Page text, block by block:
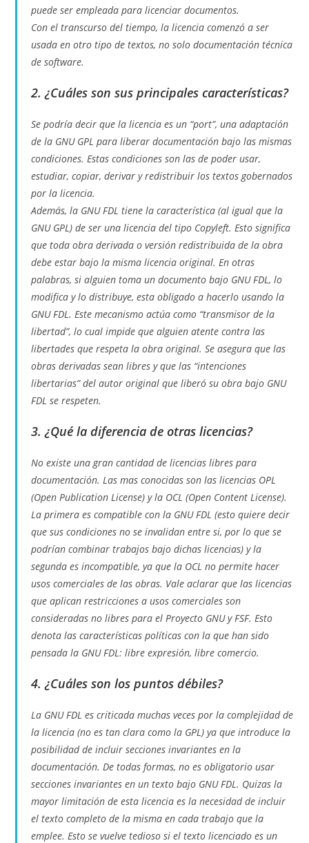
puede ser empleada para licenciar documentos.
Con el transcurso del tiempo, la licencia comenzó a ser
usada en otro tipo de textos, no solo documentación técnica
de software.
2. ¿Cuáles son sus principales características?
Se podría decir que la licencia es un “port”, una adaptación
de la GNU GPL para liberar documentación bajo las mismas
condiciones. Estas condiciones son las de poder usar,
estudiar, copiar, derivar y redistribuir los textos gobernados
por la licencia.
Además, la GNU FDL tiene la característica (al igual que la
GNU GPL) de ser una licencia del tipo Copyleft. Esto significa
que toda obra derivada o versión redistribuida de la obra
debe estar bajo la misma licencia original. En otras
palabras, si alguien toma un documento bajo GNU FDL, lo
modifica y lo distribuye, esta obligado a hacerlo usando la
GNU FDL. Este mecanismo actúa como “transmisor de la
libertad”, lo cual impide que alguien atente contra las
libertades que respeta la obra original. Se asegura que las
obras derivadas sean libres y que las “intenciones
libertarias” del autor original que liberó su obra bajo GNU
FDL se respeten.
3. ¿Qué la diferencia de otras licencias?
No existe una gran cantidad de licencias libres para
documentación. Las mas conocidas son las licencias OPL
(Open Publication License) y la OCL (Open Content License).
La primera es compatible con la GNU FDL (esto quiere decir
que sus condiciones no se invalidan entre si, por lo que se
podrían combinar trabajos bajo dichas licencias) y la
segunda es incompatible, ya que la OCL no permite hacer
usos comerciales de las obras. Vale aclarar que las licencias
que aplican restricciones a usos comerciales son
consideradas no libres para el Proyecto GNU y FSF. Esto
denota las características políticas con la que han sido
pensada la GNU FDL: libre expresión, libre comercio.
4. ¿Cuáles son los puntos débiles?
La GNU FDL es criticada muchas veces por la complejidad de
la licencia (no es tan clara como la GPL) ya que introduce la
posibilidad de incluir secciones invariantes en la
documentación. De todas formas, no es obligatorio usar
secciones invariantes en un texto bajo GNU FDL. Quizas la
mayor limitación de esta licencia es la necesidad de incluir
el texto completo de la misma en cada trabajo que la
emplee. Esto se vuelve tedioso si el texto licenciado es un